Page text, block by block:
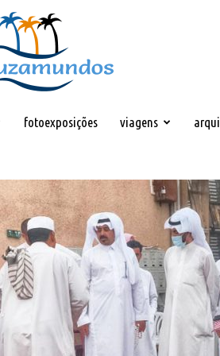
fotoexposições viagens